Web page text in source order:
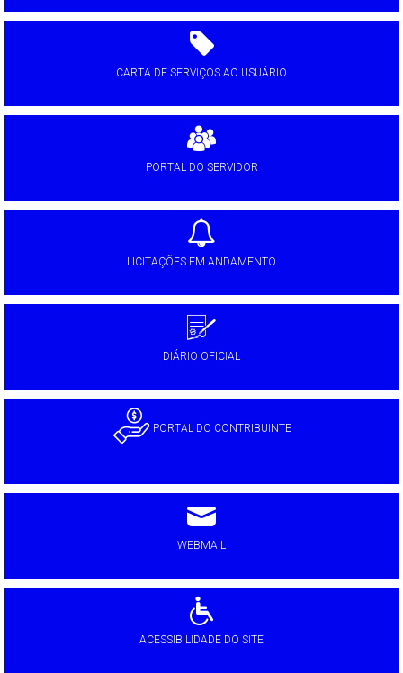
CARTA DE SERVIÇOS AO USUÁRIO
PORTAL DO SERVIDOR
LICITAÇÕES EM ANDAMENTO
DIÁRIO OFICIAL
PORTAL DO CONTRIBUINTE
WEBMAIL
ACESSIBILIDADE DO SITE